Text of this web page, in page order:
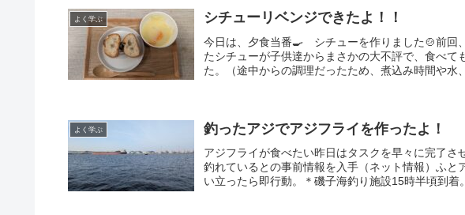
よく学ぶ シチューリベンジできたよ！！
今日は、夕食当番🍳 シチューを作りました🍲前回
たシチューが子供達からまさかの大不評で、食べて
た。（途中からの調理だったため、煮込み時間や水
よく学ぶ 釣ったアジでアジフライを作ったよ！
アジフライが食べたい昨日はタスクを早々に完了
釣れているとの事前情報を入手（ネット情報）ふと
い立ったら即行動。＊磯子海釣り施設15時半頃到着